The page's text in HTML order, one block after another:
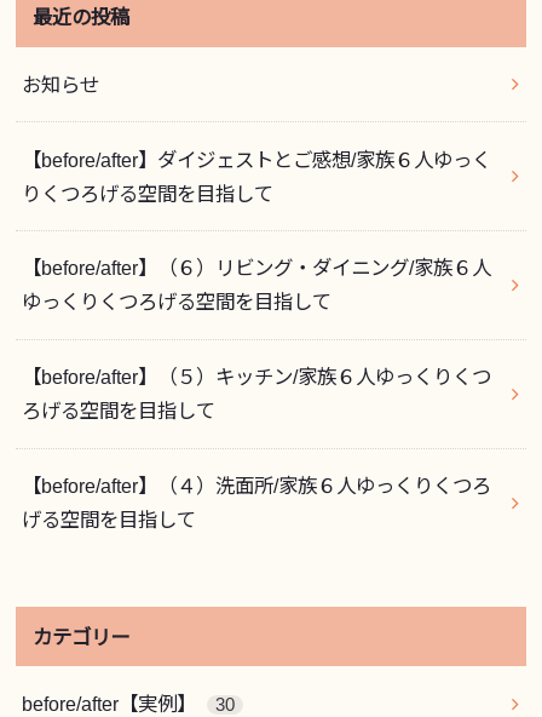
最近の投稿
お知らせ
【before/after】ダイジェストとご感想/家族６人ゆっく
りくつろげる空間を目指して
【before/after】（６）リビング・ダイニング/家族６人
ゆっくりくつろげる空間を目指して
【before/after】（５）キッチン/家族６人ゆっくりくつ
ろげる空間を目指して
【before/after】（４）洗面所/家族６人ゆっくりくつろ
げる空間を目指して
カテゴリー
before/after【実例】 30